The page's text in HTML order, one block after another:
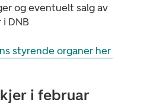
og eventuelt salg av
DNB
styrende organer her
i februar